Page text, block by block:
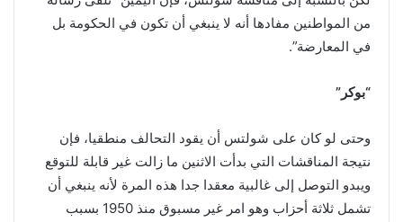
من المواطنين مفادها أنه لا ينبغي أن تكون في الحكومة بل
في المعارضة”.
“بوكر”
وحتى لو كان على شولتس أن يقود التحالف منطقيا، فإن
نتيجة المناقشات التي بدأت الاثنين ما زالت غير قابلة للتوقع
ويبدو التوصل إلى غالبية معقدا جدا هذه المرة لأنه ينبغي أن
تشمل ثلاثة أحزاب وهو امر غير مسبوق منذ 1950 بسبب